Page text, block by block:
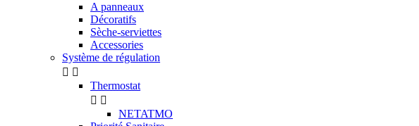
A panneaux
Décoratifs
Sèche-serviettes
Accessories
Système de régulation
 
Thermostat
 
NETATMO